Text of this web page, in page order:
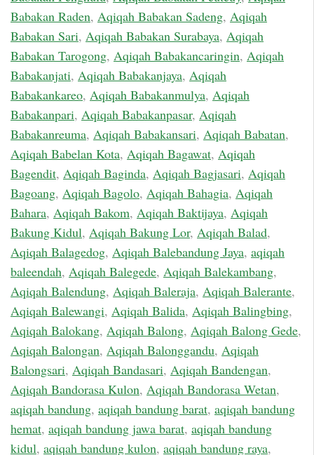
Babakan Raden, Aqiqah Babakan Sadeng, Aqiqah
Babakan Sari, Aqiqah Babakan Surabaya, Aqiqah
Babakan Tarogong, Aqiqah Babakancaringin, Aqiqah
Babakanjati, Aqiqah Babakanjaya, Aqiqah
Babakankareo, Aqiqah Babakanmulya, Aqiqah
Babakanpari, Aqiqah Babakanpasar, Aqiqah
Babakanreuma, Aqiqah Babakansari, Aqiqah Babatan,
Aqiqah Babelan Kota, Aqiqah Bagawat, Aqiqah
Bagendit, Aqiqah Baginda, Aqiqah Bagjasari, Aqiqah
Bagoang, Aqiqah Bagolo, Aqiqah Bahagia, Aqiqah
Bahara, Aqiqah Bakom, Aqiqah Baktijaya, Aqiqah
Bakung Kidul, Aqiqah Bakung Lor, Aqiqah Balad,
Aqiqah Balagedog, Aqiqah Balebandung Jaya, aqiqah
baleendah, Aqiqah Balegede, Aqiqah Balekambang,
Aqiqah Balendung, Aqiqah Baleraja, Aqiqah Balerante,
Aqiqah Balewangi, Aqiqah Balida, Aqiqah Balingbing,
Aqiqah Balokang, Aqiqah Balong, Aqiqah Balong Gede,
Aqiqah Balongan, Aqiqah Balonggandu, Aqiqah
Balongsari, Aqiqah Bandasari, Aqiqah Bandengan,
Aqiqah Bandorasa Kulon, Aqiqah Bandorasa Wetan,
aqiqah bandung, aqiqah bandung barat, aqiqah bandung
hemat, aqiqah bandung jawa barat, aqiqah bandung
kidul, aqiqah bandung kulon, aqiqah bandung raya,